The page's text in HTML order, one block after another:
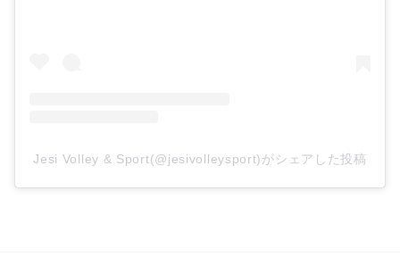
Jesi Volley & Sport(@jesivolleysport)がシェアした投稿